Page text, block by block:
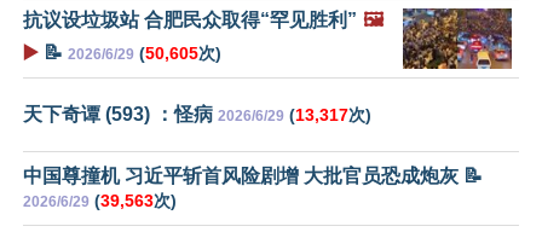
抗议设垃圾站 合肥民众取得“罕见胜利” 🖼️
▶️ 📝 2026/6/29 (50,605次)
天下奇谭 (593) ：怪病 2026/6/29 (13,317次)
中国尊撞机 习近平斩首风险剧增 大批官员恐成炮灰 📝
2026/6/29 (39,563次)